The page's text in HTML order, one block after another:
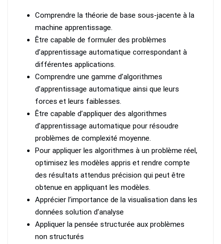
Comprendre la théorie de base sous-jacente à la
machine apprentissage.
Être capable de formuler des problèmes
d’apprentissage automatique correspondant à
différentes applications.
Comprendre une gamme d’algorithmes
d’apprentissage automatique ainsi que leurs
forces et leurs faiblesses.
Être capable d’appliquer des algorithmes
d’apprentissage automatique pour résoudre
problèmes de complexité moyenne.
Pour appliquer les algorithmes à un problème réel,
optimisez les modèles appris et rendre compte
des résultats attendus précision qui peut être
obtenue en appliquant les modèles.
Apprécier l’importance de la visualisation dans les
données solution d’analyse
Appliquer la pensée structurée aux problèmes
non structurés